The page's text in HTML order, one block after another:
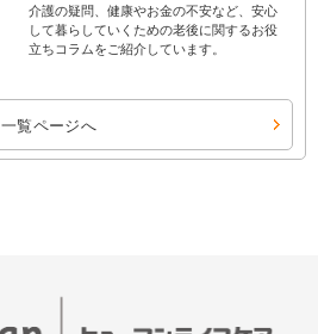
介護の疑問、健康やお金の不安など、安心
して暮らしていくための老後に関するお役
立ちコラムをご紹介しています。
一覧ページへ